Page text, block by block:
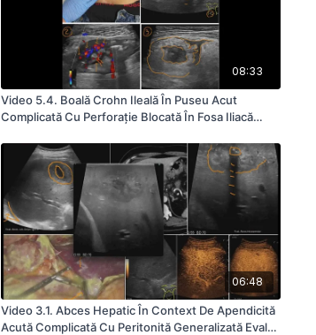
08:33
Video 5.4. Boală Crohn Ileală În Puseu Acut
Complicată Cu Perforaţie Blocată În Fosa Iliacă
06:48
Video 3.1. Abces Hepatic În Context De Apendicită
Acută Complicată Cu Peritonită Generalizată Evalut